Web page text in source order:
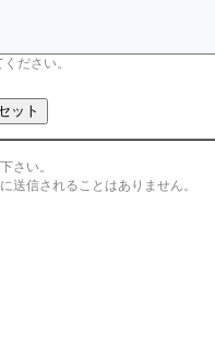
ださい。
さい。
送信されることはありません。